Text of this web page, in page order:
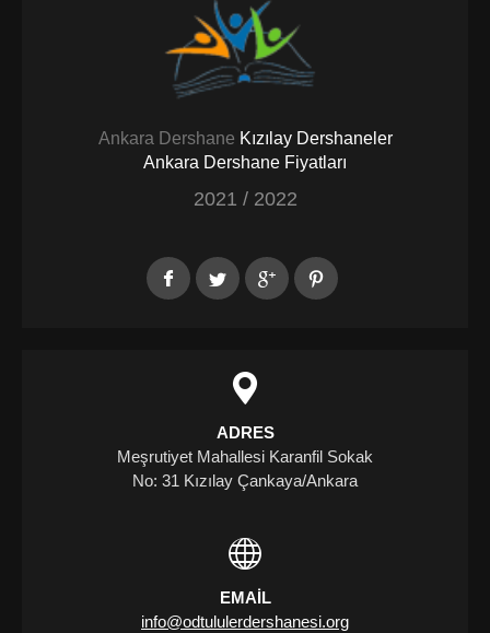
Ankara Dershane Kızılay Dershaneler
Ankara Dershane Fiyatları
2021 / 2022
ADRES
Meşrutiyet Mahallesi Karanfil Sokak
No: 31 Kızılay Çankaya/Ankara
EMAIL
info@odtululerdershanesi.org